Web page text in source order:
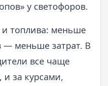
у светофоров.
топлива: меньше
— меньше затрат. В
все чаще
и за курсами,